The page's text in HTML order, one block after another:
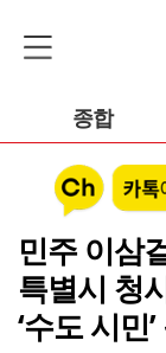
종합
민주 이삼
특별시 청
‘수도 시민